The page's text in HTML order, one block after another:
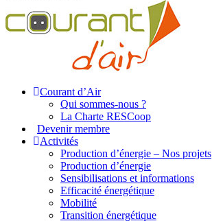
Courant d’Air
Qui sommes-nous ?
La Charte RESCoop
Devenir membre
Activités
Production d’énergie – Nos projets
Production d’énergie
Sensibilisations et informations
Efficacité énergétique
Mobilité
Transition énergétique